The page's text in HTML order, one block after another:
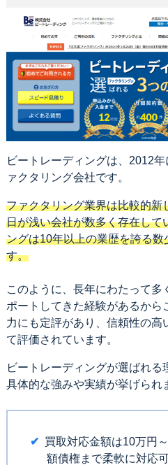
ビートレーディングは、2012
ァクタリング会社です。
ファクタリング業界は比較的新
日が浅い会社が数多く存在して
ングは10年以上の業歴を誇る
す。
このように、長年にわたって多
ポートしてきた経験があるから
力にも定評があり、信頼性の高
て評価されています。
ビートレーディングが選ばれる
具体的な強みや実績が挙げられ
買取対応金額は10万円
額債権まで柔軟に対応